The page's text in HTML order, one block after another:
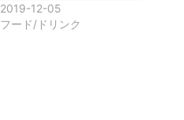
2019-12-05
フード/ドリンク